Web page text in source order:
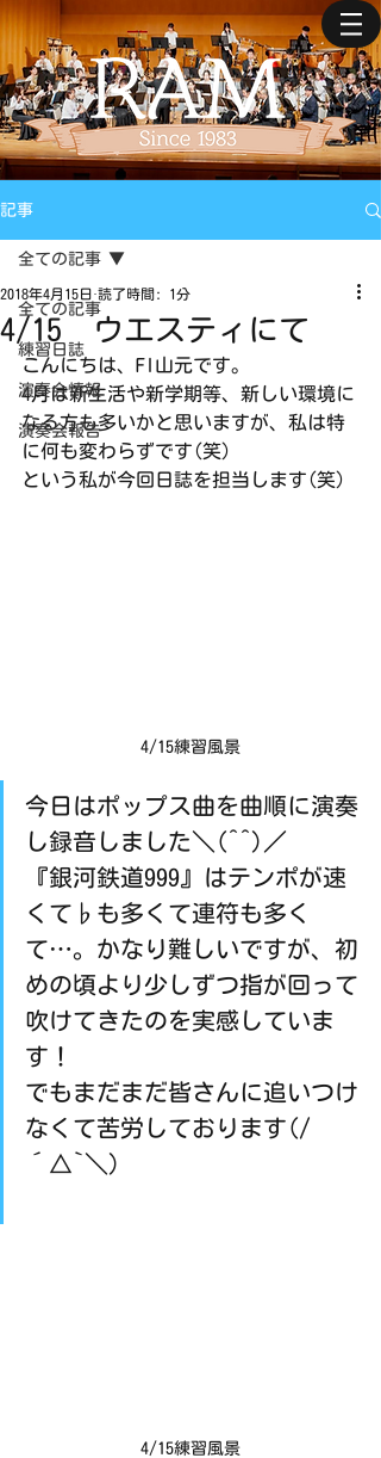
記事
全ての記事
練習日誌
演奏会情報
演奏会報告
全ての記事
4/15 ウエスティにて
2018年4月15日 読了時間: 1分
こんにちは、Fl山元です。
4月は新生活や新学期等、新しい環境に
なる方も多いかと思いますが、私は特
に何も変わらずです(笑)
という私が今回日誌を担当します(笑)
4/15練習風景
今日はポップス曲を曲順に演奏
し録音しました＼(^^)／
『銀河鉄道999』はテンポが速
くて♭も多くて連符も多く
て…。かなり難しいですが、初
めの頃より少しずつ指が回って
吹けてきたのを実感していま
す！
でもまだまだ皆さんに追いつけ
なくて苦労しております(/
´△`＼)
4/15練習風景